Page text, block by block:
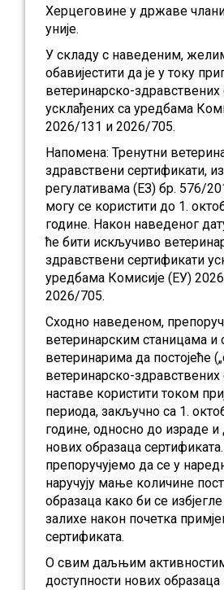
Херцеговине у државе
уније.
У складу с наведеним,
обавијестити да је у току
ветеринарско-здравствених
усклађених са уредбама
2026/131 и 2026/705.
Напомена: Тренутни
здравствени сертификати,
регулативама (ЕЗ) бр. 576/
могу се користити до 1.
године. Након наведеног
ће бити искључиво
здравствени сертификати
уредбама Комисије (ЕУ)
2026/705.
Сходно наведеном,
ветеринарским станицама
ветеринарима да постојеће
ветеринарско-здравствених
наставе користити током
периода, закључно са 1.
године, односно до израде и
нових образаца
препоручујемо да се у
наручују мање количине
образаца како би се
залихе након почетка
сертификата.
О свим даљњим
доступности нових